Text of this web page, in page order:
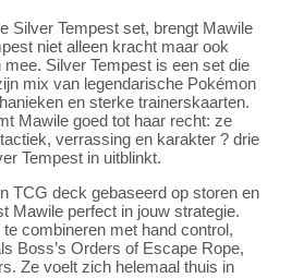
Silver Tempest set, brengt Mawile
niet alleen kracht maar ook
Silver Tempest is een set die
mix van legendarische Pokémon
en sterke trainerskaarten.
Mawile goed tot haar recht: ze
verrassing en karakter ? drie
Tempest in uitblinkt.
TCG deck gebaseerd op storen en
Mawile perfect in jouw strategie.
combineren met hand control,
Boss’s Orders of Escape Rope,
Ze voelt zich helemaal thuis in